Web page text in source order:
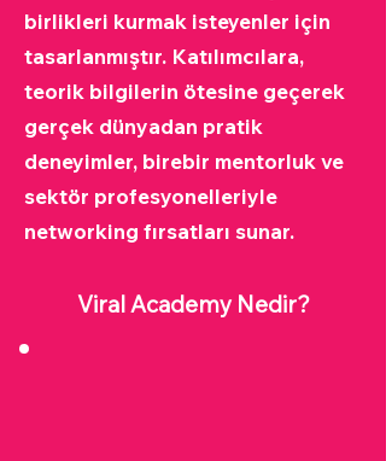
birlikleri kurmak isteyenler için
tasarlanmıştır. Katılımcılara,
teorik bilgilerin ötesine geçerek
gerçek dünyadan pratik
deneyimler, birebir mentorluk ve
sektör profesyonelleriyle
networking fırsatları sunar.
Viral Academy Nedir?